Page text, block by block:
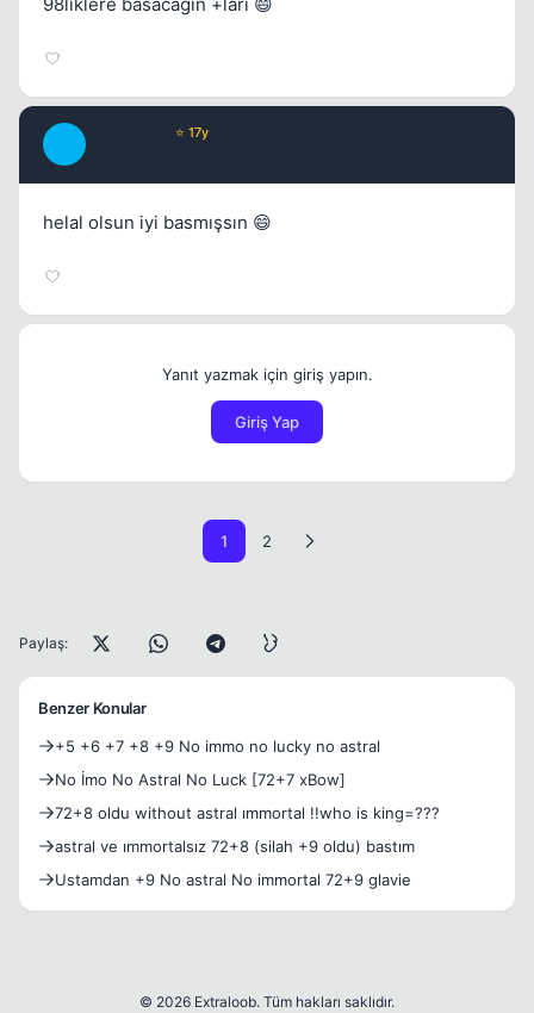
98liklere basacağın +ları 😄
⭐ 17y
helal olsun iyi basmışsın 😄
Yanıt yazmak için giriş yapın.
Giriş Yap
1 2
Paylaş:
Benzer Konular
+5 +6 +7 +8 +9 No immo no lucky no astral
No İmo No Astral No Luck [72+7 xBow]
72+8 oldu without astral ımmortal !!who is king=???
astral ve ımmortalsız 72+8 (silah +9 oldu) bastım
Ustamdan +9 No astral No immortal 72+9 glavie
© 2026 Extraloob. Tüm hakları saklıdır.